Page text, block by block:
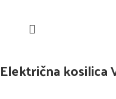
Električna kosilica